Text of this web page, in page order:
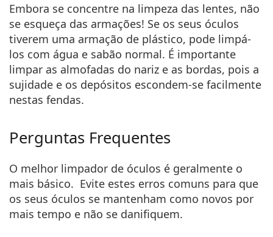
Embora se concentre na limpeza das lentes, não
se esqueça das armações! Se os seus óculos
tiverem uma armação de plástico, pode limpá-
los com água e sabão normal. É importante
limpar as almofadas do nariz e as bordas, pois a
sujidade e os depósitos escondem-se facilmente
nestas fendas.
Perguntas Frequentes
O melhor limpador de óculos é geralmente o
mais básico. Evite estes erros comuns para que
os seus óculos se mantenham como novos por
mais tempo e não se danifiquem.